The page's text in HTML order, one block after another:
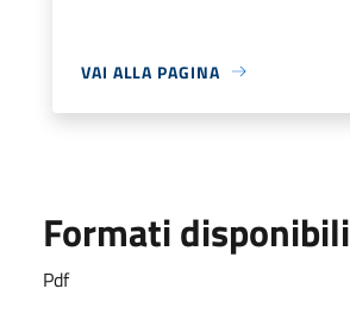
VAI ALLA PAGINA
Formati disponibili
Pdf